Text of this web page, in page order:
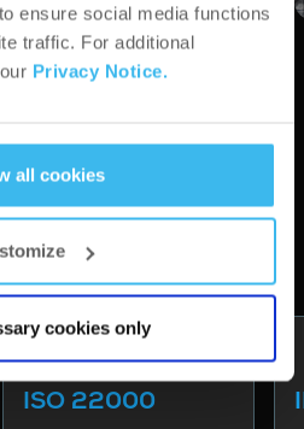
ensure social media functions
traffic. For additional
Privacy Notice.
all cookies
cookies only
ISO 22000